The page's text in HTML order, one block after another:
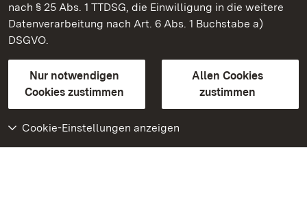
nach § 25 Abs. 1 TTDSG, die Einwilligung in die weitere
Datenverarbeitung nach Art. 6 Abs. 1 Buchstabe a)
DSGVO.
Nur notwendigen
Cookies zustimmen
Allen Cookies
zustimmen
Cookie-Einstellungen anzeigen
Staatliche Schlösser und Gärten Baden-Württemberg
Kontakt
GebärdenspracheLeichte Sprache
Erklärung zur Barrierefreiheit
BITV-konform (geprüfte Seiten)
Weiteres